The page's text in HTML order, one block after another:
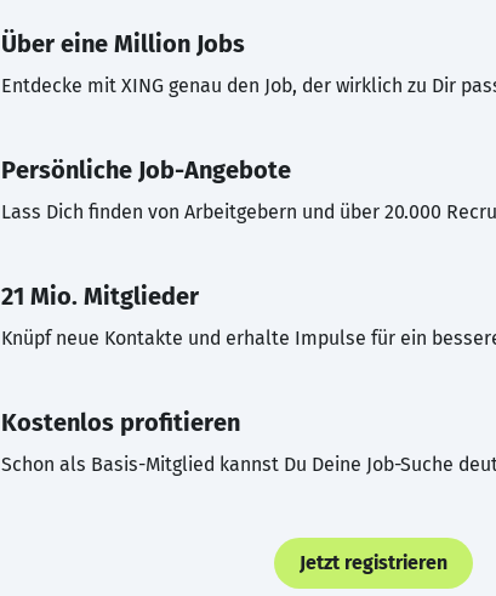
Über eine Million Jobs
Entdecke mit XING genau den Job, der wirklich zu Dir
Persönliche Job-Angebote
Lass Dich finden von Arbeitgebern und über 20.000
21 Mio. Mitglieder
Knüpf neue Kontakte und erhalte Impulse für ein
Kostenlos profitieren
Schon als Basis-Mitglied kannst Du Deine Job-Suche
Jetzt registrieren